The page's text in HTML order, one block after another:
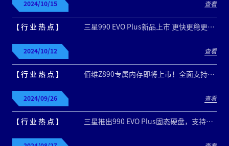
2024/10/15 查看
【 行 业 热 点 】 三星990 EVO Plus新品上市 更快更稳更高效
2024/10/12 查看
【 行 业 热 点 】 佰维Z890专属内存即将上市！全面支持微星Z890新一代主板！
2024/09/26 查看
【 行 业 热 点 】 三星推出990 EVO Plus固态硬盘，支持PCIe 4.0性能出色！